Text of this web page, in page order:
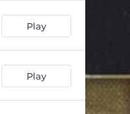
Play
Play